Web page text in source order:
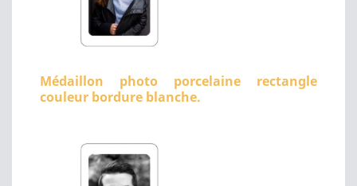
Médaillon photo porcelaine rectangle
couleur bordure blanche.